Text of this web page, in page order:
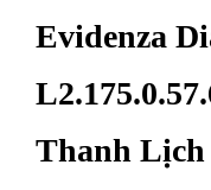
Evidenza
Thanh